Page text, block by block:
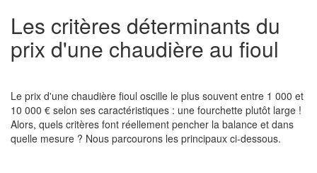
Les critères déterminants du
prix d'une chaudière au fioul
Le prix d'une chaudière fioul oscille le plus souvent entre 1 000 et
10 000 € selon ses caractéristiques : une fourchette plutôt large !
Alors, quels critères font réellement pencher la balance et dans
quelle mesure ? Nous parcourons les principaux ci-dessous.